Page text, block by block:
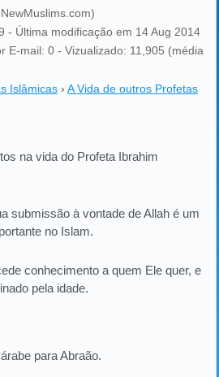
- Última modificação em 14 Aug 2014
E-mail: 0 - Vizualizado: 11,905 (média
Islâmicas › A Vida de outros Profetas
na vida do Profeta Ibrahim
submissão à vontade de Allah é um
no Islam.
conhecimento a quem Ele quer, e
pela idade.
para Abraão.